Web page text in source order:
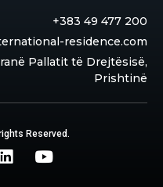
+383 49 477 200
residence.com
Pallatit të Drejtësisë,
Prishtinë
Reserved.